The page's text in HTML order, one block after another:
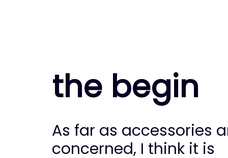
the begin
As far as accessories
concerned, I think it is